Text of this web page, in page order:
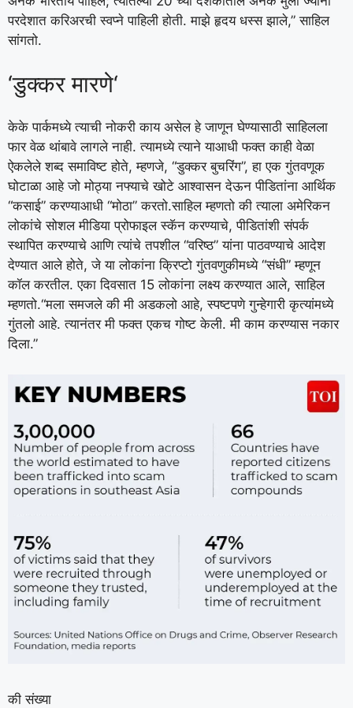
परदेशात करिअरची स्वप्ने पाहिली होती. माझे हृदय धस्स झाले,” साहिल
सांगतो.
‘डुक्कर मारणे‘
केके पार्कमध्ये त्याची नोकरी काय असेल हे जाणून घेण्यासाठी साहिलला
फार वेळ थांबावे लागले नाही. त्यामध्ये त्याने याआधी फक्त काही वेळा
ऐकलेले शब्द समाविष्ट होते, म्हणजे, “डुक्कर बुचरिंग”, हा एक गुंतवणूक
घोटाळा आहे जो मोठ्या नफ्याचे खोटे आश्वासन देऊन पीडितांना आर्थिक
“कसाई” करण्याआधी “मोठा” करतो.साहिल म्हणतो की त्याला अमेरिकन
लोकांचे सोशल मीडिया प्रोफाइल स्कॅन करण्याचे, पीडितांशी संपर्क
स्थापित करण्याचे आणि त्यांचे तपशील “वरिष्ठ” यांना पाठवण्याचे आदेश
देण्यात आले होते, जे या लोकांना क्रिप्टो गुंतवणुकीमध्ये “संधी” म्हणून
कॉल करतील. एका दिवसात 15 लोकांना लक्ष्य करण्यात आले, साहिल
म्हणतो.“मला समजले की मी अडकलो आहे, स्पष्टपणे गुन्हेगारी कृत्यांमध्ये
गुंतलो आहे. त्यानंतर मी फक्त एकच गोष्ट केली. मी काम करण्यास नकार
दिला.”
की संख्या